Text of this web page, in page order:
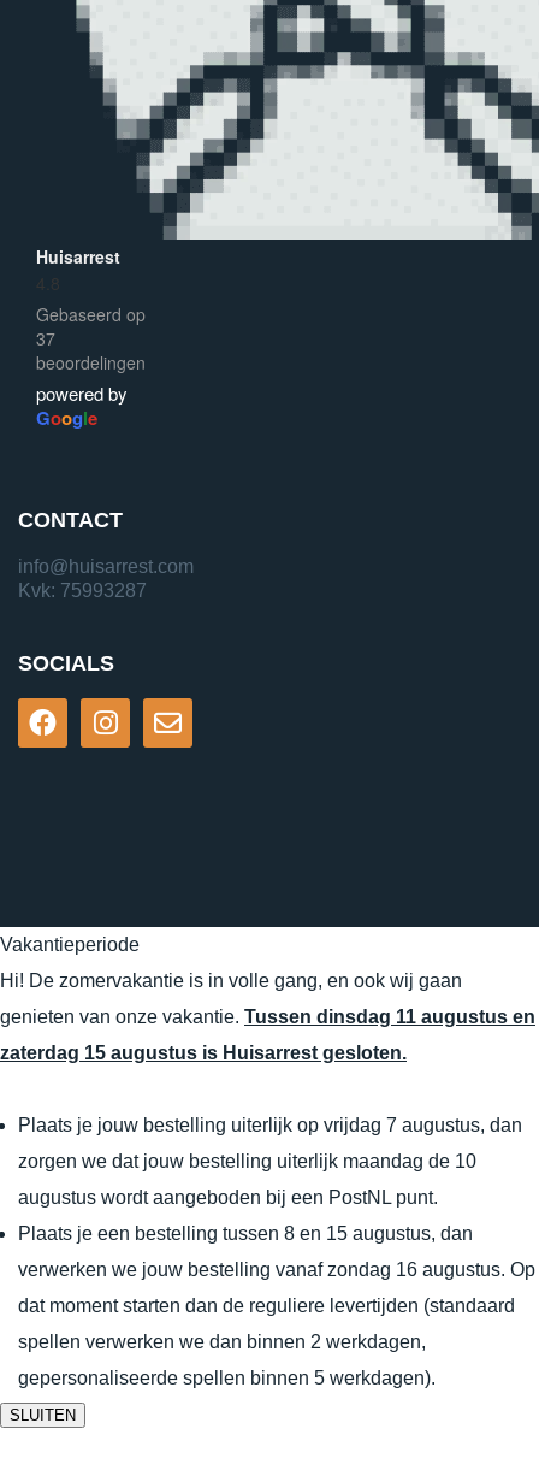
Huisarrest
4.8
Gebaseerd op
37
beoordelingen
powered by
Google
CONTACT
info@huisarrest.com
Kvk: 75993287
SOCIALS
Vakantieperiode
Hi! De zomervakantie is in volle gang, en ook wij gaan
genieten van onze vakantie. Tussen dinsdag 11 augustus en
zaterdag 15 augustus is Huisarrest gesloten.
Plaats je jouw bestelling uiterlijk op vrijdag 7 augustus, dan
zorgen we dat jouw bestelling uiterlijk maandag de 10
augustus wordt aangeboden bij een PostNL punt.
Plaats je een bestelling tussen 8 en 15 augustus, dan
verwerken we jouw bestelling vanaf zondag 16 augustus. Op
dat moment starten dan de reguliere levertijden (standaard
spellen verwerken we dan binnen 2 werkdagen,
gepersonaliseerde spellen binnen 5 werkdagen).
SLUITEN